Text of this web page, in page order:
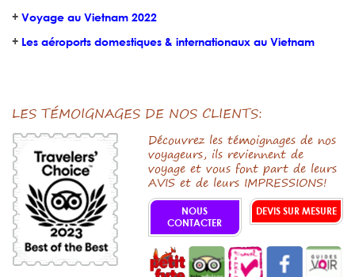
+ Voyage au Vietnam 2022
+ Les aéroports domestiques & internationaux au Vietnam
LES TÉMOIGNAGES DE NOS CLIENTS:
Découvrez les témoignages de nos
voyageurs, ils reviennent de
voyage et vous font part de leurs
AVIS et de leurs IMPRESSIONS!
NOUS
CONTACTER
DEVIS SUR MESURE